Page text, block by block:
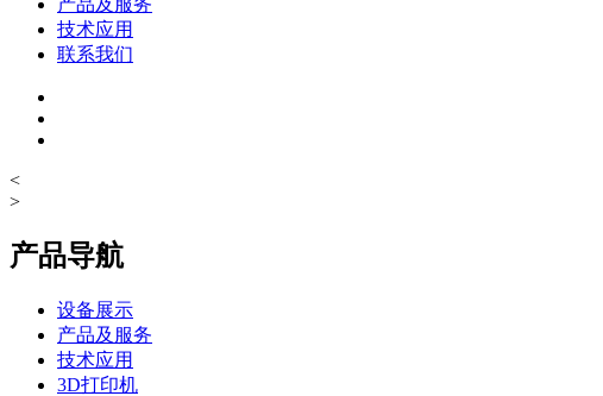
产品及服务
技术应用
联系我们
<
>
产品导航
设备展示
产品及服务
技术应用
3D打印机